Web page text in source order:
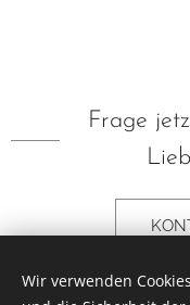
Frage
Wir verwenden